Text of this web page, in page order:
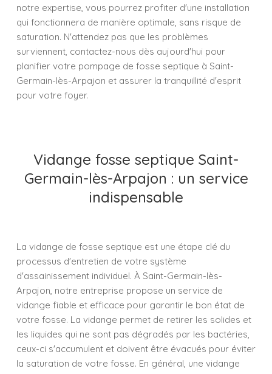
notre expertise, vous pourrez profiter d'une installation
qui fonctionnera de manière optimale, sans risque de
saturation. N'attendez pas que les problèmes
surviennent, contactez-nous dès aujourd'hui pour
planifier votre pompage de fosse septique à Saint-
Germain-lès-Arpajon et assurer la tranquillité d'esprit
pour votre foyer.
Vidange fosse septique Saint-
Germain-lès-Arpajon : un service
indispensable
La vidange de fosse septique est une étape clé du
processus d'entretien de votre système
d'assainissement individuel. À Saint-Germain-lès-
Arpajon, notre entreprise propose un service de
vidange fiable et efficace pour garantir le bon état de
votre fosse. La vidange permet de retirer les solides et
les liquides qui ne sont pas dégradés par les bactéries,
ceux-ci s'accumulent et doivent être évacués pour éviter
la saturation de votre fosse. En général, une vidange